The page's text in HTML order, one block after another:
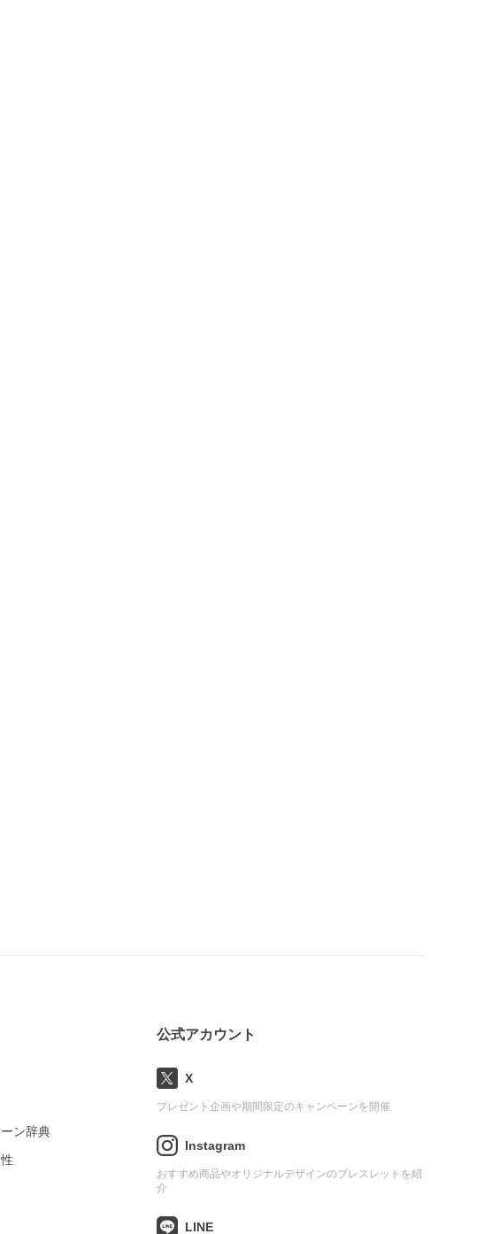
ン辞典
公式アカウント
X
プレゼント企画や期間限定のキャンペーンを開催
Instagram
おすすめ商品やオリジナルデザインのブレスレットを紹
介
LINE